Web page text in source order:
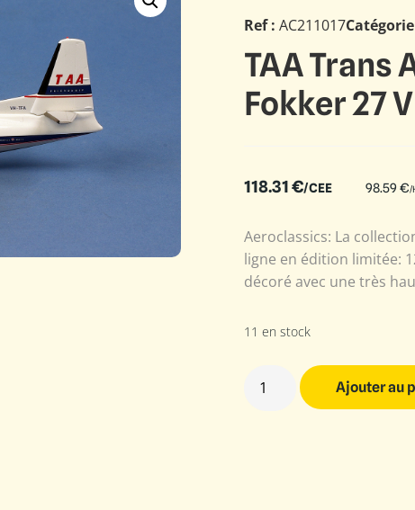
Ref : AC211017Catégorie
TAA Trans
Fokker 27
118.31€/CEE 98.59€/
Aeroclassics: La
ligne en édition limitée:
décoré avec une très
11 en stock
Ajouter au